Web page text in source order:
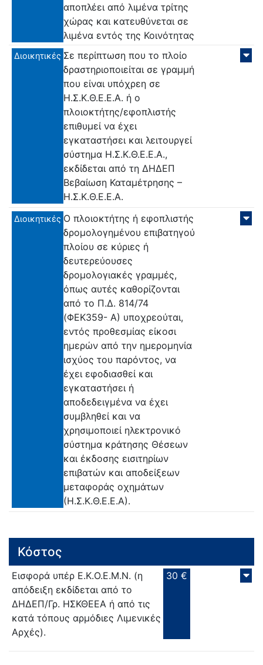
αποπλέει από λιμένα τρίτης
χώρας και κατευθύνεται σε
λιμένα εντός της Κοινότητας
Διοικητικές Σε περίπτωση που το πλοίο
δραστηριοποιείται σε γραμμή
που είναι υπόχρεη σε
Η.Σ.Κ.Θ.Ε.Ε.Α. ή ο
πλοιοκτήτης/εφοπλιστής
επιθυμεί να έχει
εγκαταστήσει και λειτουργεί
σύστημα Η.Σ.Κ.Θ.Ε.Ε.Α.,
εκδίδεται από τη ΔΗΔΕΠ
Βεβαίωση Καταμέτρησης –
Η.Σ.Κ.Θ.Ε.Ε.Α.
Διοικητικές Ο πλοιοκτήτης ή εφοπλιστής
δρομολογημένου επιβατηγού
πλοίου σε κύριες ή
δευτερεύουσες
δρομολογιακές γραμμές,
όπως αυτές καθορίζονται
από το Π.Δ. 814/74
(ΦΕΚ359- Α) υποχρεούται,
εντός προθεσμίας είκοσι
ημερών από την ημερομηνία
ισχύος του παρόντος, να
έχει εφοδιασθεί και
εγκαταστήσει ή
αποδεδειγμένα να έχει
συμβληθεί και να
χρησιμοποιεί ηλεκτρονικό
σύστημα κράτησης Θέσεων
και έκδοσης εισιτηρίων
επιβατών και αποδείξεων
μεταφοράς οχημάτων
(Η.Σ.Κ.Θ.Ε.Ε.Α).
Κόστος
Εισφορά υπέρ Ε.Κ.Ο.Ε.Μ.Ν. (η
απόδειξη εκδίδεται από το
ΔΗΔΕΠ/Γρ. ΗΣΚΘΕΕΑ ή από τις
κατά τόπους αρμόδιες Λιμενικές
Αρχές).
30 €